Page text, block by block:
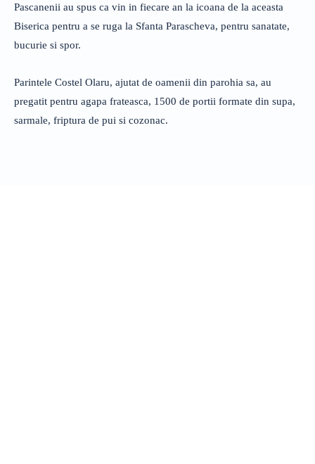
Pascanenii au spus ca vin in fiecare an la icoana de la aceasta
Biserica pentru a se ruga la Sfanta Parascheva, pentru sanatate,
bucurie si spor.
Parintele Costel Olaru, ajutat de oamenii din parohia sa, au
pregatit pentru agapa frateasca, 1500 de portii formate din supa,
sarmale, friptura de pui si cozonac.